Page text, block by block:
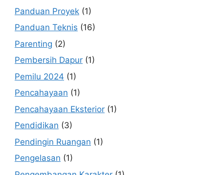
Panduan Proyek (1)
Panduan Teknis (16)
Parenting (2)
Pembersih Dapur (1)
Pemilu 2024 (1)
Pencahayaan (1)
Pencahayaan Eksterior (1)
Pendidikan (3)
Pendingin Ruangan (1)
Pengelasan (1)